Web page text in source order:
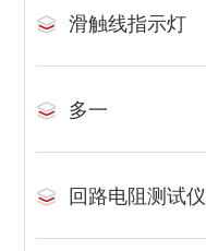
滑触线指示灯
多一
回路电阻测试仪